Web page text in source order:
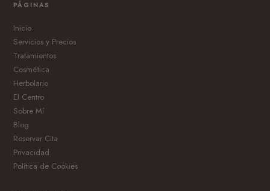
PÁGINAS
Inicio
Servicios y Precios
Tratamientos
Cosmética
Herbolario
El Centro
Sobre Mí
Blog
Reservar Cita
Privacidad
Política de Cookies